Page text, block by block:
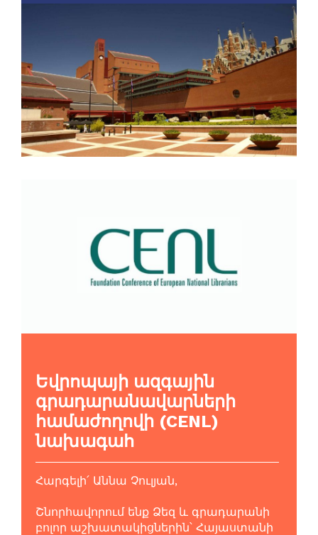
Եվրոպայի ազգային
գրադարանավարների
համաժողովի (CENL)
նախագահ
Հարգելի՛ Աննա Չուլյան,
Շնորհավորում ենք Ձեզ և գրադարանի
բոլոր աշխատակիցներին՝ Հայաստանի